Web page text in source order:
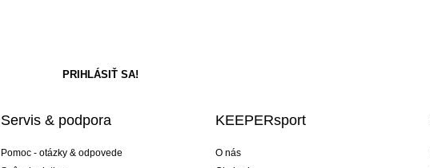
Servis & podpora
Pomoc - otázky & odpovede
KEEPERsport
O nás